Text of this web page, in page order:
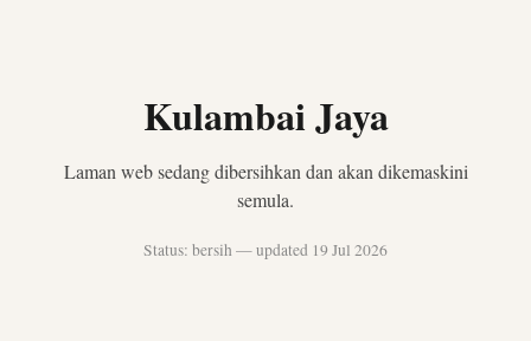
Kulambai Jaya
Laman web sedang dibersihkan dan akan dikemaskini
semula.
Status: bersih — updated 19 Jul 2026